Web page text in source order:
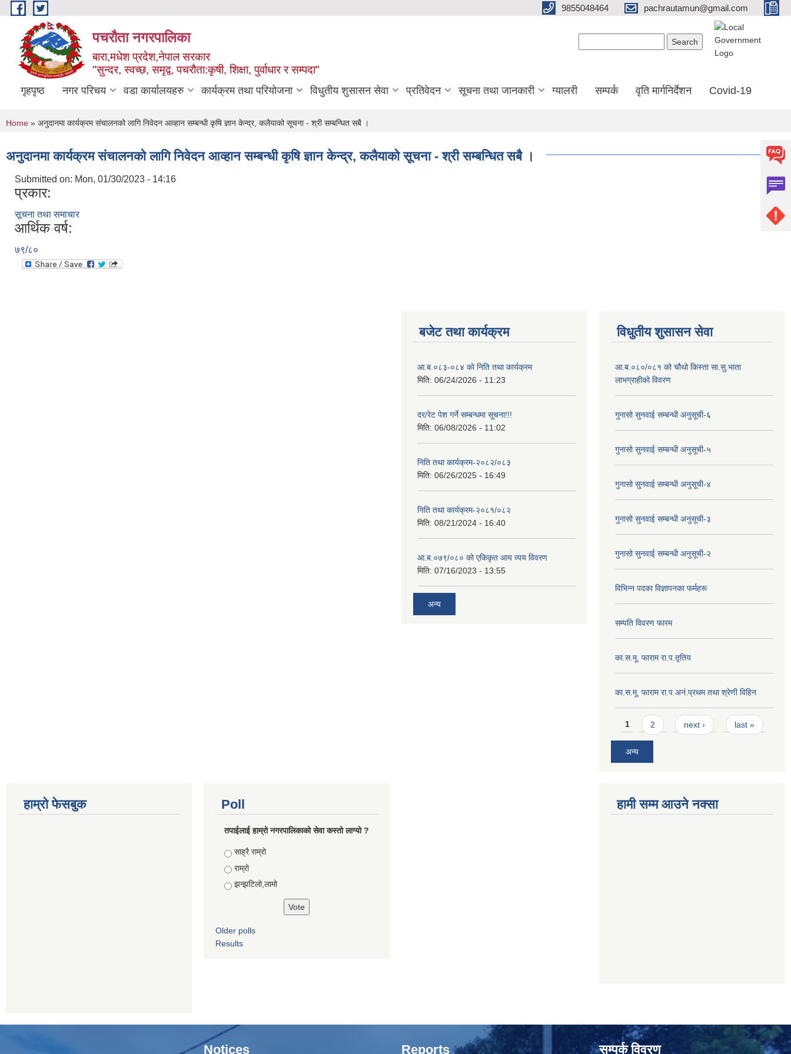
Skip to main content 9855048464 pachrautamun@gmail.com
पचरौता नगरपालिका
बारा,मधेश प्रदेश,नेपाल सरकार
"सुन्दर, स्वच्छ, समृद्व, पचरौता:कृषी, शिक्षा, पुर्वाधार र सम्पदा"
गृहपृष्ठ नगर परिचय वडा कार्यालयहरु कार्यक्रम तथा परियोजना विधुतीय शुसासन सेवा प्रतिवेदन सूचना तथा जानकारी ग्यालरी सम्पर्क वृति मार्गनिर्देशन Covid-19
You are here
Home » अनुदानमा कार्यक्रम संचालनको लागि निवेदन आव्हान सम्बन्धी कृषि ज्ञान केन्द्र, कलैयाको सूचना - श्री सम्बन्धित सबै ।
अनुदानमा कार्यक्रम संचालनको लागि निवेदन आव्हान सम्बन्धी कृषि ज्ञान केन्द्र, कलैयाको सूचना - श्री सम्बन्धित सबै ।
Submitted on: Mon, 01/30/2023 - 14:16
प्रकार:
सूचना तथा समाचार
आर्थिक वर्ष:
७९/८०
बजेट तथा कार्यक्रम
आ.ब.०८३-०८४ काे निति तथा कार्यक्रम
मिति: 06/24/2026 - 11:23
दर/रेट पेश गर्ने सम्बन्धमा सूचना!!!
मिति: 06/08/2026 - 11:02
निति तथा कार्यक्रम-२०८२/०८३
मिति: 06/26/2025 - 16:49
निति तथा कार्यक्रम-२०८१/०८२
मिति: 08/21/2024 - 16:40
आ.ब.०७९/०८० को एकिकृत आय व्यय विवरण
मिति: 07/16/2023 - 13:55
अन्य
विधुतीय शुसासन सेवा
आ.ब.०८०/०८१ को चौथो किस्ता सा.सु.भाता
लाभग्राहीको विवरण
गुनासो सुनवाई सम्बन्धी अनुसूची-६
गुनासो सुनवाई सम्बन्धी अनुसूची-५
गुनासो सुनवाई सम्बन्धी अनुसूची-४
गुनासो सुनवाई सम्बन्धी अनुसूची-३
गुनासो सुनवाई सम्बन्धी अनुसूची-२
विभिन्न पदका विज्ञापनका फर्महरू
सम्पति विवरण फारम
का.स.मू. फाराम रा.प.तृतिय
का.स.मू. फाराम रा.प.अनं.प्रथम तथा श्रेणी विहिन
Pages
1 2 next › last »
अन्य
हाम्रो फेसबुक Poll
तपाईलाई हाम्रो नगरपालिकाको सेवा कस्तो लाग्यो ?
Choices
साह्रै राम्रो
राम्रो
झन्झटिलो,लामो
Older polls
Results
हामी सम्म आउने नक्सा
Notices Reports सम्पर्क विवरण